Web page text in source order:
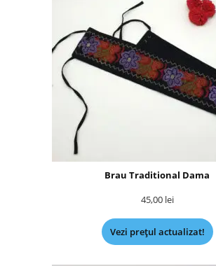
Brau Traditional Dama
45,00 lei
Vezi prețul actualizat!